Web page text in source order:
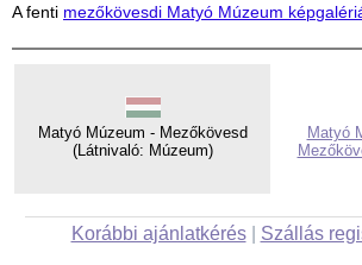
A fenti mezőkövesdi Matyó Múzeum
Matyó Múzeum - Mezőkövesd
(Látnivaló: Múzeum)
Matyó
Korábbi ajánlatkérés| Szállás